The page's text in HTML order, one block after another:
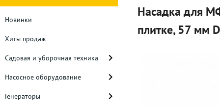
Новинки
Хиты продаж
Садовая и уборочная техника
Насосное оборудование
Генераторы
Насадка для
плитке, 57 мм